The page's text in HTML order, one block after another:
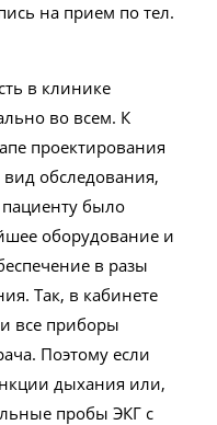
на прием по тел.
в клинике
во всем. К
проектирования
обследования,
было
оборудование и
в разы
Так, в кабинете
все приборы
Поэтому если
дыхания или,
пробы ЭКГ с